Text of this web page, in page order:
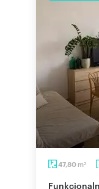
47,80 m2
Funkcjonalne 3-pokojowe mieszkanie z